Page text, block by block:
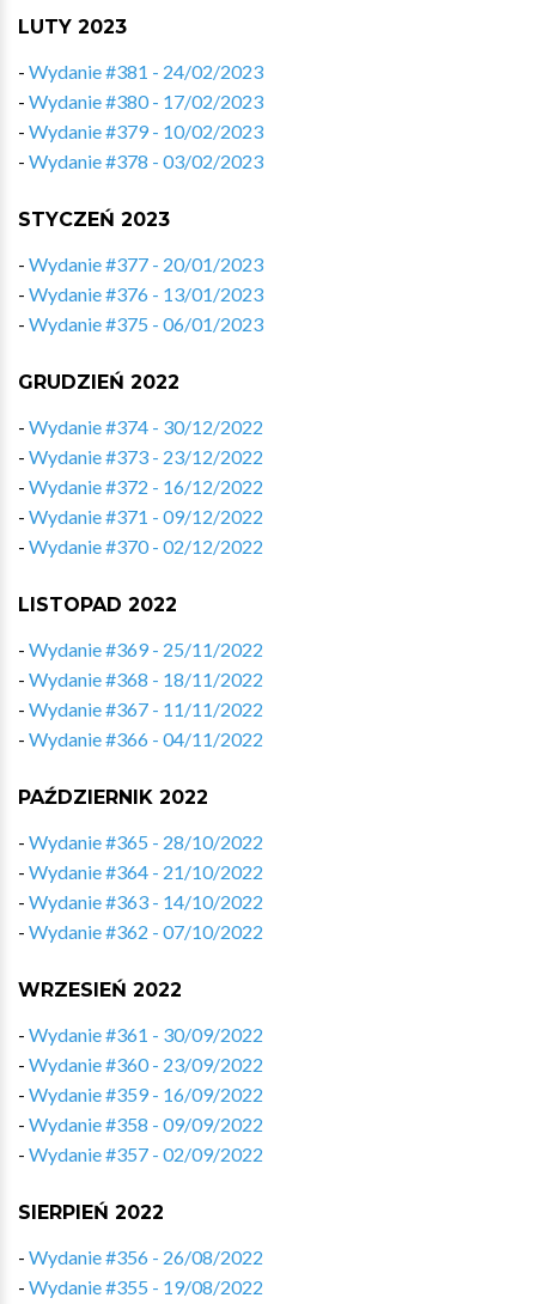
LUTY 2023
- Wydanie #381 - 24/02/2023
- Wydanie #380 - 17/02/2023
- Wydanie #379 - 10/02/2023
- Wydanie #378 - 03/02/2023
STYCZEŃ 2023
- Wydanie #377 - 20/01/2023
- Wydanie #376 - 13/01/2023
- Wydanie #375 - 06/01/2023
GRUDZIEŃ 2022
- Wydanie #374 - 30/12/2022
- Wydanie #373 - 23/12/2022
- Wydanie #372 - 16/12/2022
- Wydanie #371 - 09/12/2022
- Wydanie #370 - 02/12/2022
LISTOPAD 2022
- Wydanie #369 - 25/11/2022
- Wydanie #368 - 18/11/2022
- Wydanie #367 - 11/11/2022
- Wydanie #366 - 04/11/2022
PAŹDZIERNIK 2022
- Wydanie #365 - 28/10/2022
- Wydanie #364 - 21/10/2022
- Wydanie #363 - 14/10/2022
- Wydanie #362 - 07/10/2022
WRZESIEŃ 2022
- Wydanie #361 - 30/09/2022
- Wydanie #360 - 23/09/2022
- Wydanie #359 - 16/09/2022
- Wydanie #358 - 09/09/2022
- Wydanie #357 - 02/09/2022
SIERPIEŃ 2022
- Wydanie #356 - 26/08/2022
- Wydanie #355 - 19/08/2022